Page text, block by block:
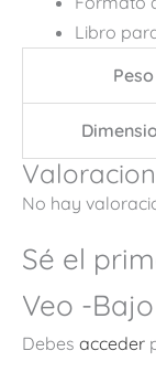
Libro
Peso
No hay
Sé el
Veo -
Debes acceder